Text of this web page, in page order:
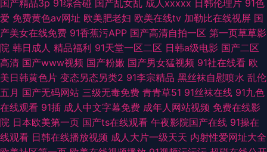
国产精品3p 91综合碰 国产乱女乱 成人xxxxx 日韩伦理片 91色
爱 免费黄色av网址 欧美肥老妇 欧美在线tv 加勒比在线视屏 国
产美女在线免费 91香蕉污APP 国产高清自拍一区 第一页草草影
院 韩日成人 精品福利 91天堂一区二区 日韩a级电影 国产二区
高清 国产www视频 国产粉嫩 国产男女猛视频 91社在线看 欧
美日韩黄色片 变态另态另类2 91李宗精品 黑丝袜自慰喷水 乱伦
五月 国产无码网站 三级无毒免费 青青草51 91丝袜在线 91九色
在线观看 91插 成人中文字幕免费 成年人网站视频 免费在线影
院 日本欧美第一页 国产ts在线观看 午夜影院国产在线 91操在
线观看 日韩在线播放视频 成人大片一级天天 内射性爱网址大全